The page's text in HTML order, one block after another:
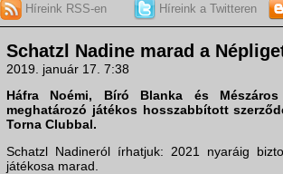
Híreink RSS-en Híreink a Twitteren
Schatzl Nadine marad a
2019. január 17. 7:38
Háfra Noémi, Bíró Blanka és
meghatározó játékos hosszabbított
Torna Clubbal.
Schatzl Nadineról írhatjuk: 2021 nyaráig
játékosa marad.